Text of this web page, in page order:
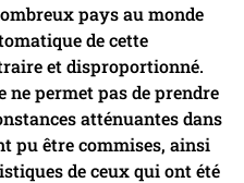
pays au monde
de cette
et disproportionné.
ne permet pas de prendre
atténuantes dans
pu être commises, ainsi
de ceux qui ont été